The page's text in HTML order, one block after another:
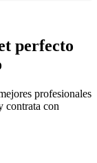
perfecto
profesionales
contrata con